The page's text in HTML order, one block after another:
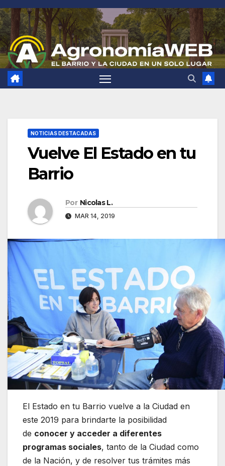
Saltar
al
contenido
NOTICIAS DESTACADAS
Vuelve El Estado en tu
Barrio
Por Nicolas L.
MAR 14, 2019
El Estado en tu Barrio vuelve a la Ciudad en
este 2019 para brindarte la posibilidad
de conocer y acceder a diferentes
programas sociales, tanto de la Ciudad como
de la Nación, y de resolver tus trámites más